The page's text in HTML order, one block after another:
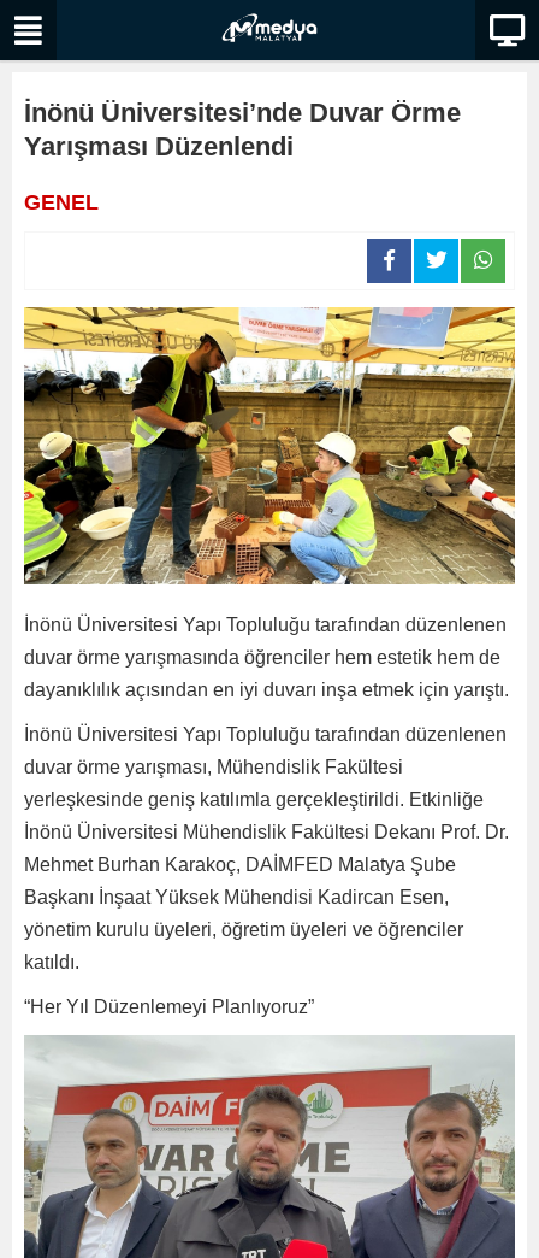
İnönü Üniversitesi’nde Duvar Örme
Yarışması Düzenlendi
GENEL
İnönü Üniversitesi Yapı Topluluğu tarafından düzenlenen
duvar örme yarışmasında öğrenciler hem estetik hem de
dayanıklılık açısından en iyi duvarı inşa etmek için yarıştı.
İnönü Üniversitesi Yapı Topluluğu tarafından düzenlenen
duvar örme yarışması, Mühendislik Fakültesi
yerleşkesinde geniş katılımla gerçekleştirildi. Etkinliğe
İnönü Üniversitesi Mühendislik Fakültesi Dekanı Prof. Dr.
Mehmet Burhan Karakoç, DAİMFED Malatya Şube
Başkanı İnşaat Yüksek Mühendisi Kadircan Esen,
yönetim kurulu üyeleri, öğretim üyeleri ve öğrenciler
katıldı.
“Her Yıl Düzenlemeyi Planlıyoruz”